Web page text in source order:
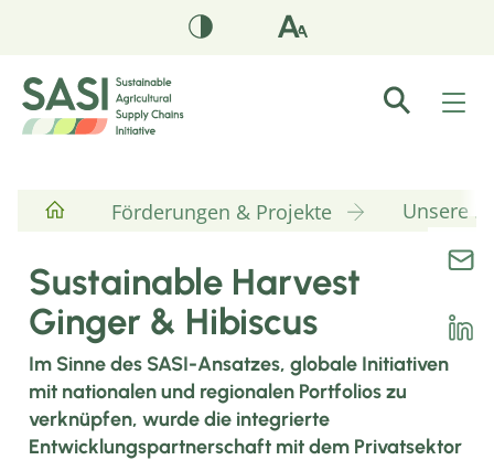
Förderungen & Projekte Unsere
Sustainable Harvest
Ginger & Hibiscus
Im Sinne des SASI-Ansatzes, globale Initiativen
mit nationalen und regionalen Portfolios zu
verknüpfen, wurde die integrierte
Entwicklungspartnerschaft mit dem Privatsektor